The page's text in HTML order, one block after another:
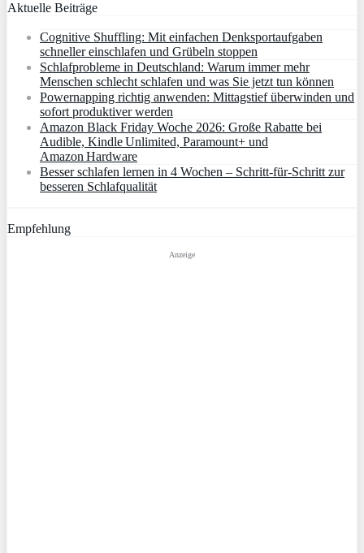
Aktuelle Beiträge
Cognitive Shuffling: Mit einfachen Denksportaufgaben
schneller einschlafen und Grübeln stoppen
Schlafprobleme in Deutschland: Warum immer mehr
Menschen schlecht schlafen und was Sie jetzt tun können
Powernapping richtig anwenden: Mittagstief überwinden und
sofort produktiver werden
Amazon Black Friday Woche 2026: Große Rabatte bei
Audible, Kindle Unlimited, Paramount+ und
Amazon Hardware
Besser schlafen lernen in 4 Wochen – Schritt‑für‑Schritt zur
besseren Schlafqualität
Empfehlung
Anzeige